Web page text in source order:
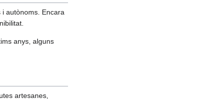
autònoms. Encara
anys, alguns
artesanes,